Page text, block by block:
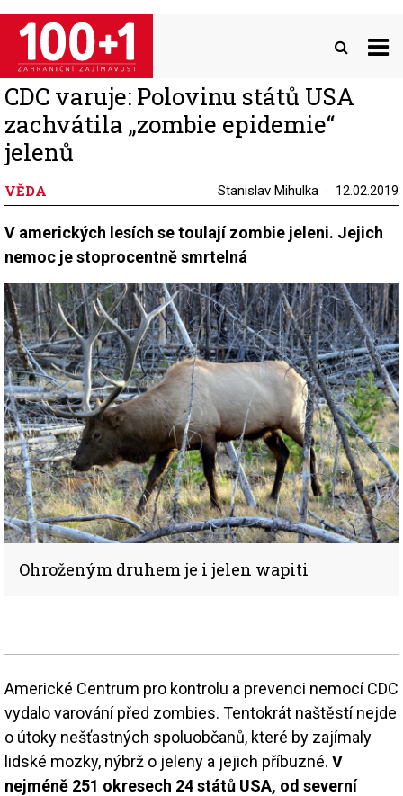
Přejít
hlavnímu
obsahu
CDC varuje: Polovinu států USA
zachvátila „zombie epidemie“
jelenů
VĚDA Stanislav Mihulka 12.02.2019
V amerických lesích se toulají zombie jeleni. Jejich
nemoc je stoprocentně smrtelná
Ohroženým druhem je i jelen wapiti
Americké Centrum pro kontrolu a prevenci nemocí CDC
vydalo varování před zombies. Tentokrát naštěstí nejde
o útoky nešťastných spoluobčanů, které by zajímaly
lidské mozky, nýbrž o jeleny a jejich příbuzné. V
nejméně 251 okresech 24 států USA, od severní